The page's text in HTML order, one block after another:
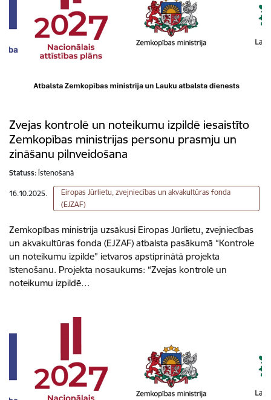
Zvejas kontrolē un noteikumu izpildē iesaistīto
Zemkopības ministrijas personu prasmju un
zināšanu pilnveidošana
Statuss: Īstenošanā
16.10.2025.
Eiropas Jūrlietu, zvejniecības un akvakultūras fonda
(EJZAF)
Zemkopības ministrija uzsākusi Eiropas Jūrlietu, zvejniecības
un akvakultūras fonda (EJZAF) atbalsta pasākumā “Kontrole
un noteikumu izpilde” ietvaros apstiprinātā projekta
īstenošanu. Projekta nosaukums: “Zvejas kontrolē un
noteikumu izpildē…